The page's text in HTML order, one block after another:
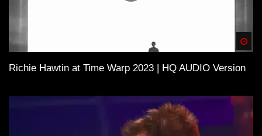
Richie Hawtin at Time Warp 2023 | HQ AUDIO Version